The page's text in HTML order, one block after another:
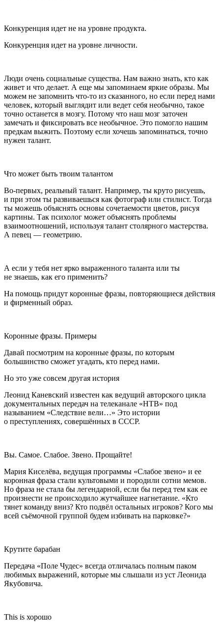
Конкуренция идет не на уровне продукта.
Конкуренция идет на уровне личности.
Люди очень социальные существа. Нам важно знать, кто как
живет и что делает. А еще мы запоминаем яркие образы. Мы
можем не запомнить что-то из сказанного, но если перед нами
человек, который выглядит или ведет себя необычно, такое
точно останется в мозгу. Потому что наш мозг заточен
замечать и фиксировать все необычное. Это помогло нашим
предкам выжить. Поэтому если хочешь запоминаться, точно
нужен талант.
Что может быть твоим талантом
Во-первых, реальный талант. Например, ты круто рисуешь,
и при этом ты развиваешься как фотограф или стилист. Тогда
ты можешь объяснять основы сочетаемости цветов, рисуя
картины. Так психолог может объяснять проблемы
взаимоотношений, используя талант столярного мастерства.
А певец — геометрию.
А если у тебя нет ярко выраженного таланта или ты
не знаешь, как его применить?
На помощь придут коронные фразы, повторяющиеся действия
и фирменный образ.
Коронные фразы. Примеры
Давай посмотрим на коронные фразы, по которым
большинство сможет угадать, кто перед нами.
Но это уже совсем другая история
Леонид Каневский известен как ведущий авторского цикла
документальных передач на телеканале «НТВ» под
называнием «Следствие вели…» Это истории
о преступлениях, совершённых в СССР.
Вы. Самое. Слабое. Звено. Прощайте!
Мария Киселёва, ведущая программы «Слабое звено» и ее
коронная фраза стали культовыми и породили сотни мемов.
Но фраза не стала бы легендарной, если бы перед тем как ее
произнести не происходило жутчайшее нагнетание. «Кто
тянет команду вниз? Кто подвёл остальных игроков? Кого мы
всей съёмочной группой будем избивать на парковке?»
Крутите барабан
Передача «Поле Чудес» всегда отличалась полным паком
любимых выражений, которые мы слышали из уст Леонида
Якубовича.
This is хорошо